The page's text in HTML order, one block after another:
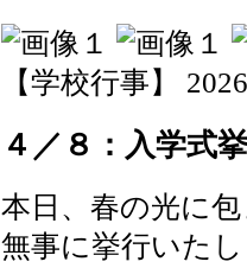
【学校行事】
４／８：入学式
本日、春の光に
無事に挙行いた